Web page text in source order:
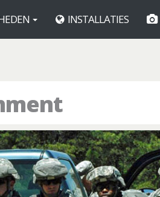
INSTALLATIES